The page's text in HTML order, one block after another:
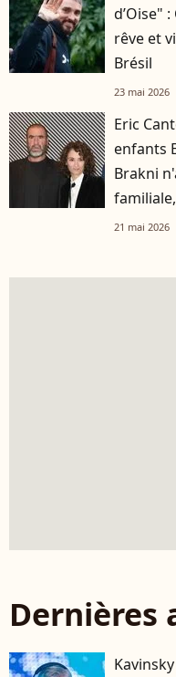
d’Oise"
rêve et
Brésil
23 mai 2026
Eric
enfants
Brakni
d'avis"
21 mai 2026
Dernières